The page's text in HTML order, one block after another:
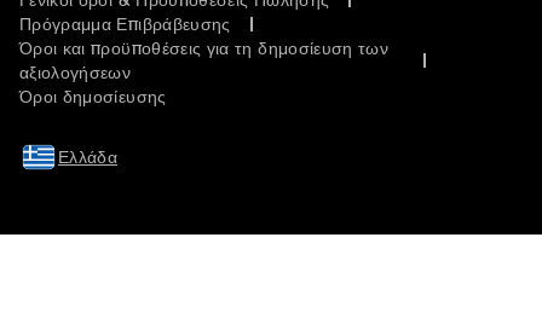
Πρόγραμμα Επιβράβευσης
Όροι και προϋποθέσεις για τη δημοσίευση των
αξιολογήσεων
Όροι δημοσίευσης
Ελλάδα